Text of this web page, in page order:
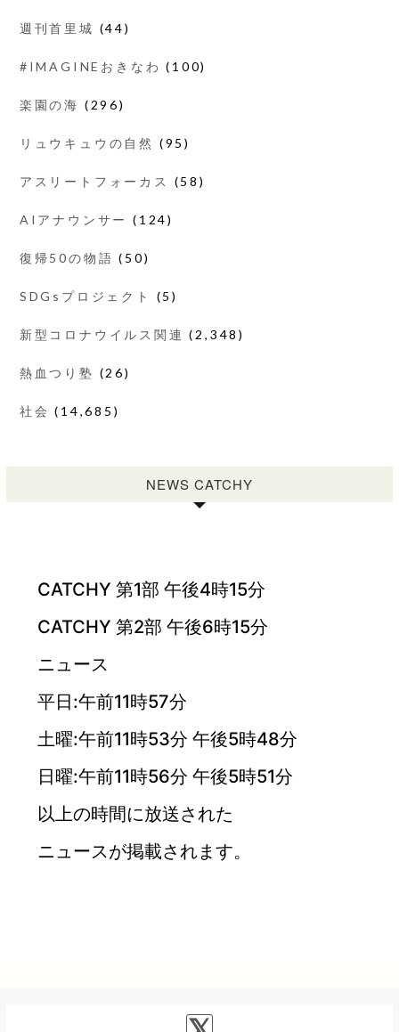
週刊首里城 (44)
#IMAGINEおきなわ (100)
楽園の海 (296)
リュウキュウの自然 (95)
アスリートフォーカス (58)
AIアナウンサー (124)
復帰50の物語 (50)
SDGsプロジェクト (5)
新型コロナウイルス関連 (2,348)
熱血つり塾 (26)
社会 (14,685)
NEWS CATCHY
CATCHY 第1部 午後4時15分
CATCHY 第2部 午後6時15分
ニュース
平日:午前11時57分
土曜:午前11時53分 午後5時48分
日曜:午前11時56分 午後5時51分
以上の時間に放送された
ニュースが掲載されます。